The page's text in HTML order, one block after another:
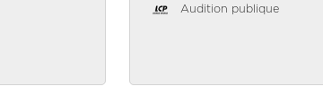
Audition publique